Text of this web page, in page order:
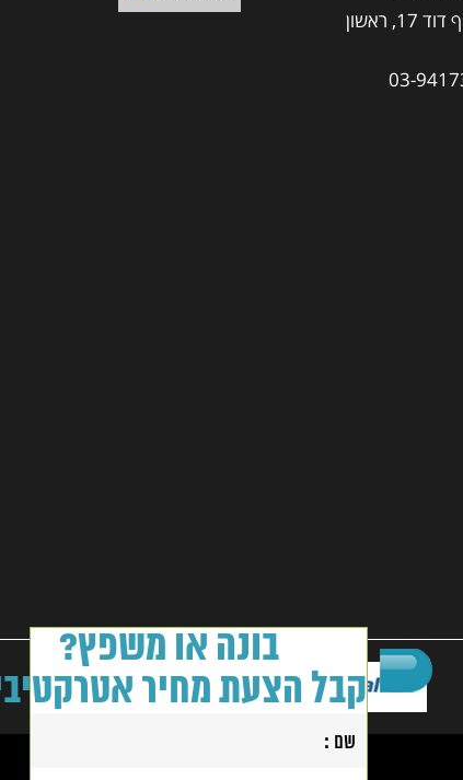
בונה או משפץ?
קבל הצעת מחיר
האלוף דוד 17, ראשון
03-